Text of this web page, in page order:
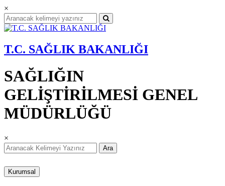
×
T.C. SAĞLIK BAKANLIĞI
SAĞLIĞIN
GELİŞTİRİLMESİ GENEL
MÜDÜRLÜĞÜ
×
Ara
Kurumsal